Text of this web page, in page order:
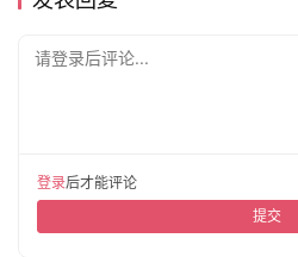
请登录后评论...
登录后才能评论
提交